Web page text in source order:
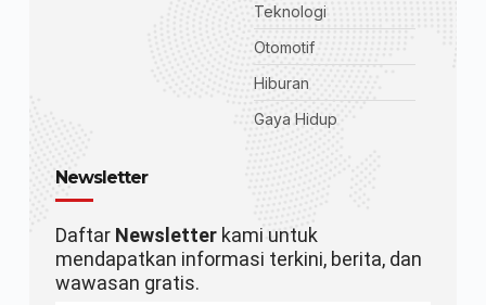
Teknologi
Otomotif
Hiburan
Gaya Hidup
Newsletter
Daftar Newsletterkami untuk
mendapatkan informasi terkini, berita, dan
wawasan gratis.